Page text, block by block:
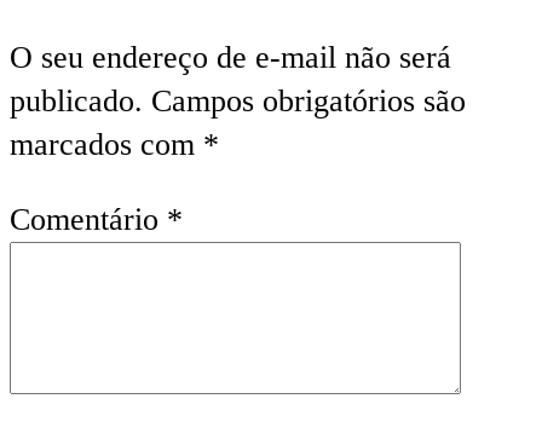
O seu endereço de e-mail não será
publicado. Campos obrigatórios são
marcados com *
Comentário *